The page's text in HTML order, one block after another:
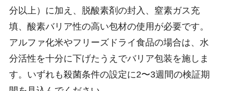
分以上）に加え、脱酸素剤の封入、窒素ガス充
填、酸素バリア性の高い包材の使用が必要です。
アルファ化米やフリーズドライ食品の場合は、水
分活性を十分に下げたうえでバリア包装を施しま
す。いずれも殺菌条件の設定に2〜3週間の検証期